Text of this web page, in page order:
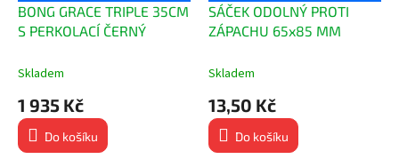
BONG GRACE TRIPLE 35CM
S PERKOLACÍ ČERNÝ
Skladem
1 935 Kč
Do košíku
SÁČEK ODOLNÝ PROTI
ZÁPACHU 65x85 MM
Skladem
13,50 Kč
Do košíku